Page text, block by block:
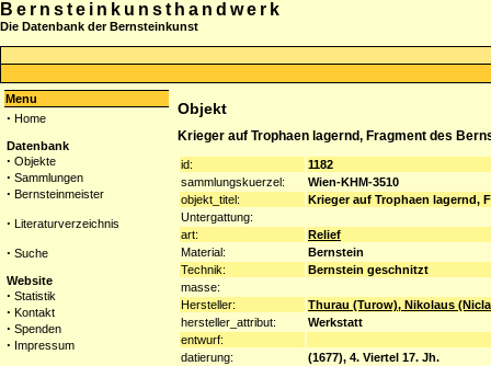
Bernsteinkunsthandwerk
Die Datenbank der Bernsteinkunst
Menu
· Home
Datenbank
· Objekte
· Sammlungen
· Bernsteinmeister
· Literaturverzeichnis
· Suche
Website
· Statistik
· Kontakt
· Spenden
· Impressum
Objekt
Krieger auf Trophaen lagernd, Fragment des
id:
1182
sammlungskuerzel:
Wien-KHM-3510
objekt_titel:
Krieger auf Trophaen lagernd,
Untergattung:
art:
Relief
Material:
Bernstein
Technik:
Bernstein geschnitzt
masse:
Hersteller:
Thurau (Turow), Nikolaus
hersteller_attribut:
Werkstatt
entwurf:
datierung:
(1677), 4. Viertel 17. Jh.